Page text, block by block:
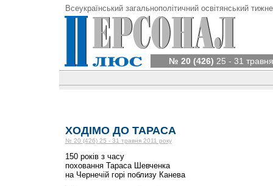
Всеукраїнський загальнополітичний освітянський
№ 20 (426) 25 - 31
ХОДІМО ДО ТАРАСА
№ 20 (426) 25 - 31 травня 2011 року
150 років з часу
поховання Тараса Шевченка
на Чернечій горі поблизу Канева